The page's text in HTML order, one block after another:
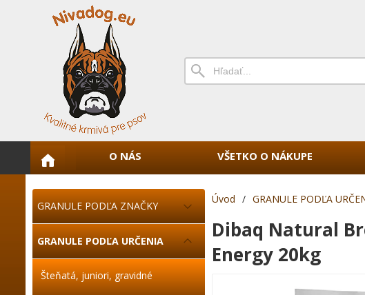
O NÁS VŠETKO O NÁKUPE
GRANULE PODĽA ZNAČKY
GRANULE PODĽA URČENIA
Šteňatá, juniori, gravidné
Úvod / GRANULE PODĽA
Dibaq Natural
Energy 20kg